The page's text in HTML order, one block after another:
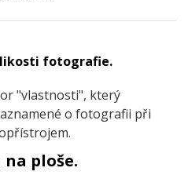
fotografie.
"vlastnosti", který
o fotografii při
ploše.